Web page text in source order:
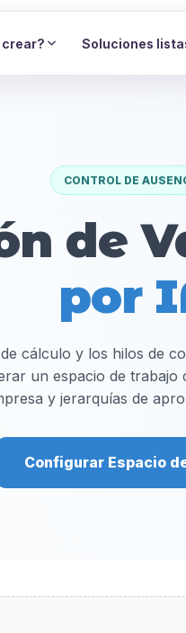
crear? Soluciones
CONTROL DE
de
por
cálculo y los hilos de
un espacio de
y jerarquías de
Configurar Espacio